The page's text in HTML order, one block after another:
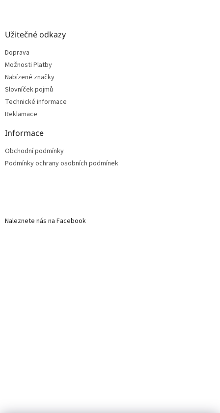
Užitečné odkazy
Doprava
Možnosti Platby
Nabízené značky
Slovníček pojmů
Technické informace
Reklamace
Informace
Obchodní podmínky
Podmínky ochrany osobních podmínek
Naleznete nás na Facebook